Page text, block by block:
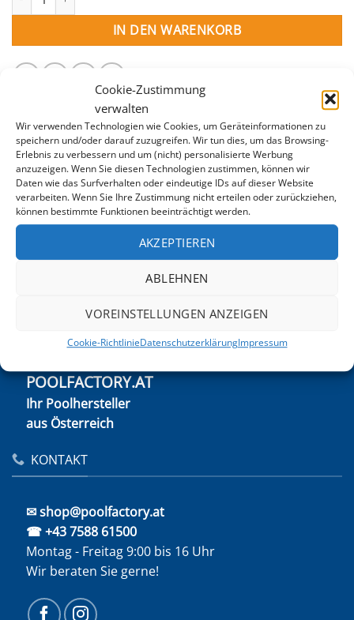
Cookie-Zustimmung
verwalten
Wir verwenden Technologien wie Cookies, um Geräteinformationen zu
speichern und/oder darauf zuzugreifen. Wir tun dies, um das Browsing-
Erlebnis zu verbessern und um (nicht) personalisierte Werbung
anzuzeigen. Wenn Sie diesen Technologien zustimmen, können wir
Daten wie das Surfverhalten oder eindeutige IDs auf dieser Website
verarbeiten. Wenn Sie Ihre Zustimmung nicht erteilen oder zurückziehen,
können bestimmte Funktionen beeinträchtigt werden.
AKZEPTIEREN
ABLEHNEN
VOREINSTELLUNGEN ANZEIGEN
Cookie-RichtlinieDatenschutzerklärungImpressum
IN DEN WARENKORB
BESCHREIBUNG
ZUSÄTZLICHE INFORMATION
Die Platten aus extrudiertem Polystyrol eignen sich
ideal zur effektiven Isolierung Ihres Pools. Plattengröße
POOLFACTORY.AT
Ihr Poolhersteller
aus Österreich
KONTAKT
✉ shop@poolfactory.at
☎ +43 7588 61500
Montag - Freitag 9:00 bis 16 Uhr
Wir beraten Sie gerne!